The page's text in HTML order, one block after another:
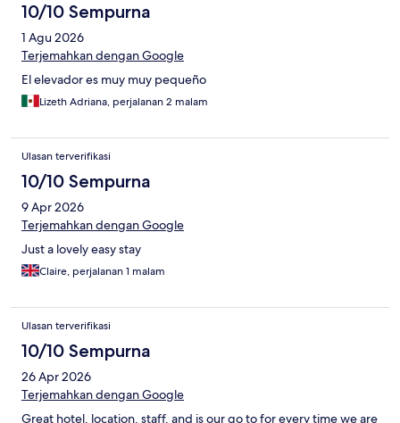
10/10 Sempurna
1 Agu 2026
Terjemahkan dengan Google
El elevador es muy muy pequeño
Lizeth Adriana, perjalanan 2 malam
Ulasan terverifikasi
10/10 Sempurna
9 Apr 2026
Terjemahkan dengan Google
Just a lovely easy stay
Claire, perjalanan 1 malam
Ulasan terverifikasi
10/10 Sempurna
26 Apr 2026
Terjemahkan dengan Google
Great hotel, location, staff, and is our go to for every time we are